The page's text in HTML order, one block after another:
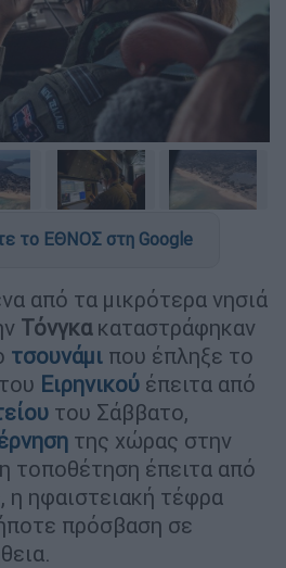
το ΕΘΝΟΣ στη Google
από τα μικρότερα νησιά
Τόνγκακαταστράφηκαν
τσουνάμι που έπληξε το
Ειρηνικού έπειτα από
του Σάββατο,
της χώρας στην
τοποθέτηση έπειτα από
η ηφαιστειακή τέφρα
πρόσβαση σε